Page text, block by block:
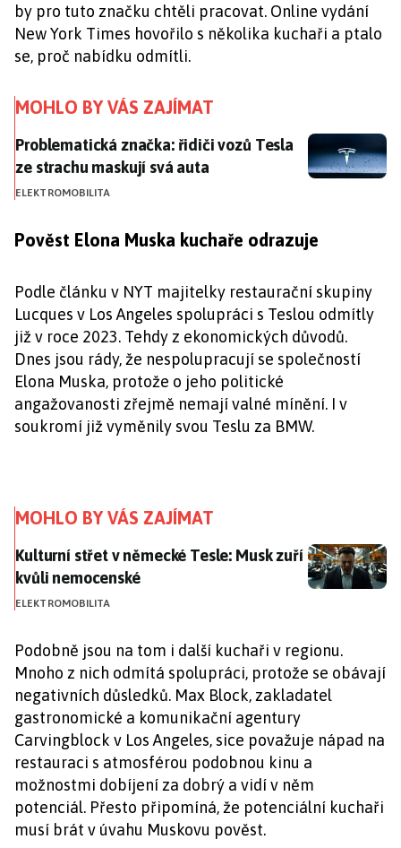
by pro tuto značku chtěli pracovat. Online vydání
New York Times hovořilo s několika kuchaři a ptalo
se, proč nabídku odmítli.
MOHLO BY VÁS ZAJÍMAT
Problematická značka: řidiči vozů Tesla ze strachu
Problematická značka: řidiči vozů Tesla
ze strachu maskují svá auta
ELEKTROMOBILITA
Pověst Elona Muska kuchaře odrazuje
Podle článku v NYT majitelky restaurační skupiny
Lucques v Los Angeles spolupráci s Teslou odmítly
již v roce 2023. Tehdy z ekonomických důvodů.
Dnes jsou rády, že nespolupracují se společností
Elona Muska, protože o jeho politické
angažovanosti zřejmě nemají valné mínění. I v
soukromí již vyměnily svou Teslu za BMW.
MOHLO BY VÁS ZAJÍMAT
Kulturní střet v německé Tesle: Musk zuří kvůli
Kulturní střet v německé Tesle: Musk zuří
kvůli nemocenské
ELEKTROMOBILITA
Podobně jsou na tom i další kuchaři v regionu.
Mnoho z nich odmítá spolupráci, protože se obávají
negativních důsledků. Max Block, zakladatel
gastronomické a komunikační agentury
Carvingblock v Los Angeles, sice považuje nápad na
restauraci s atmosférou podobnou kinu a
možnostmi dobíjení za dobrý a vidí v něm
potenciál. Přesto připomíná, že potenciální kuchaři
musí brát v úvahu Muskovu pověst.